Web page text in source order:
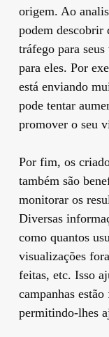
origem. Ao
podem descobrir
tráfego para
para eles. Por
está enviando
pode tentar
promover o seu
Por fim, os
também são
monitorar os
Diversas
como quantos
visualizações
feitas, etc. Isso
campanhas
permitindo-lhes